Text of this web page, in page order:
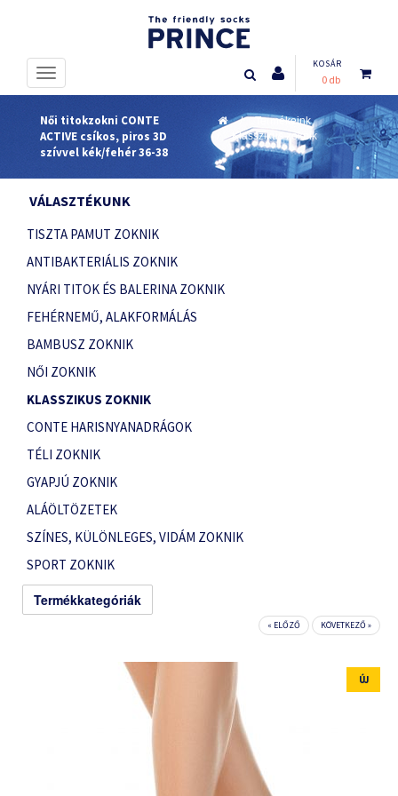
KOSÁR
0 db
Női titokzokni CONTE
ACTIVE csíkos, piros 3D
szívvel kék/fehér 36-38
Termékeink
Klasszikus zoknik
VÁLASZTÉKUNK
TISZTA PAMUT ZOKNIK
ANTIBAKTERIÁLIS ZOKNIK
NYÁRI TITOK ÉS BALERINA ZOKNIK
FEHÉRNEMŰ, ALAKFORMÁLÁS
BAMBUSZ ZOKNIK
NŐI ZOKNIK
KLASSZIKUS ZOKNIK
CONTE HARISNYANADRÁGOK
TÉLI ZOKNIK
GYAPJÚ ZOKNIK
ALÁÖLTÖZETEK
SZÍNES, KÜLÖNLEGES, VIDÁM ZOKNIK
SPORT ZOKNIK
Termékkategóriák
« ELŐZŐ KÖVETKEZŐ »
ÚJ